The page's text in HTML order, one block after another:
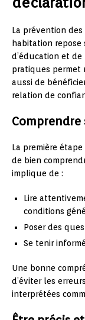
La prévention
habitation repose
d’éducation et
pratiques permet
aussi de
relation de
La première
de bien
implique de :
Lire
conditions
Poser des
Se tenir
Une bonne
d’éviter les
interprétées